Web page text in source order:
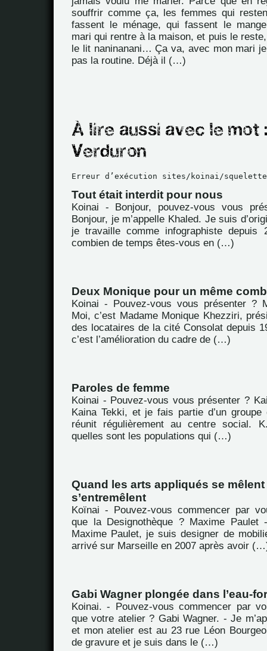
souffrir comme ça, les femmes qui
fassent le ménage, qui fassent le
mari qui rentre à la maison, et puis le
le lit naninanani… Ça va, avec mon mari
pas la routine. Déjà il (…)
Erreur d’exécution sites/koinai/
Tout était interdit pour nous
Koinai - Bonjour, pouvez-vous vous
Bonjour, je m’appelle Khaled. Je suis
je travaille comme infographiste depuis
combien de temps êtes-vous en (…)
Deux Monique pour un même
Koinai - Pouvez-vous vous présenter ?
Moi, c’est Madame Monique Khezziri,
des locataires de la cité Consolat depuis
c’est l’amélioration du cadre de (…)
Paroles de femme
Koinai - Pouvez-vous vous présenter ?
Kaina Tekki, et je fais partie d’un
réunit régulièrement au centre social.
quelles sont les populations qui (…)
Quand les arts appliqués se mêlent
s’entremêlent
Koïnai - Pouvez-vous commencer par
que la Designothèque ? Maxime Paulet
Maxime Paulet, je suis designer de
arrivé sur Marseille en 2007 après avoir
Gabi Wagner plongée dans l’eau-
Koinai. - Pouvez-vous commencer par
que votre atelier ? Gabi Wagner. - Je
et mon atelier est au 23 rue Léon
de gravure et je suis dans le (…)